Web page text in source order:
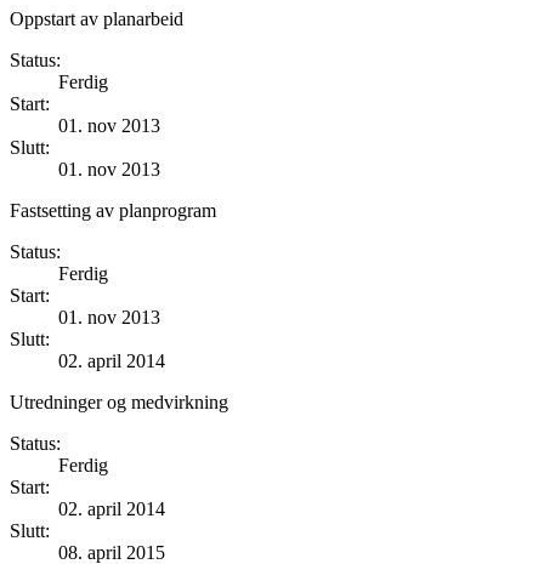
Oppstart av planarbeid
Status:
Ferdig
Start:
01. nov 2013
Slutt:
01. nov 2013
Fastsetting av planprogram
Status:
Ferdig
Start:
01. nov 2013
Slutt:
02. april 2014
Utredninger og medvirkning
Status:
Ferdig
Start:
02. april 2014
Slutt:
08. april 2015